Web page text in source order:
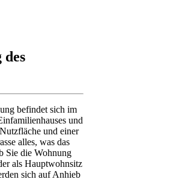
des
befindet sich im
und
und einer
alles, was das
Sie die Wohnung
als Hauptwohnsitz
sich auf Anhieb